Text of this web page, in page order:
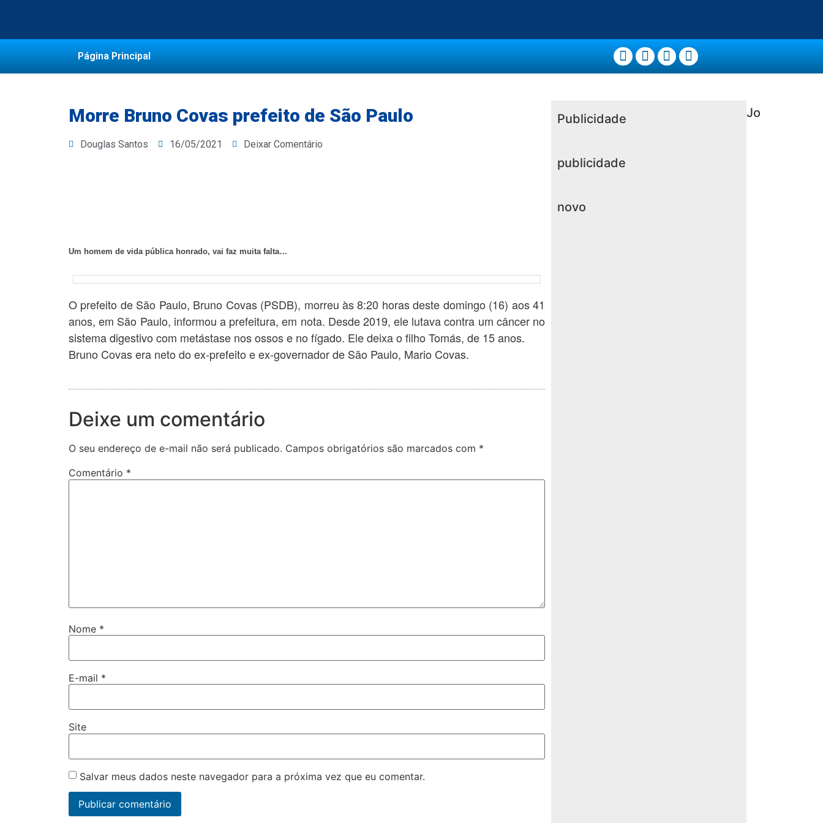
Página Principal
Morre Bruno Covas prefeito de São Paulo
Douglas Santos 16/05/2021 Deixar Comentário
Um homem de vida pública honrado, vai faz muita falta…
O prefeito de São Paulo, Bruno Covas (PSDB), morreu às 8:20 horas deste domingo (16) aos 41
anos, em São Paulo, informou a prefeitura, em nota. Desde 2019, ele lutava contra um câncer no
sistema digestivo com metástase nos ossos e no fígado. Ele deixa o filho Tomás, de 15 anos.
Bruno Covas era neto do ex-prefeito e ex-governador de São Paulo, Mario Covas.
Deixe um comentário
O seu endereço de e-mail não será publicado. Campos obrigatórios são marcados com *
Comentário *
Nome *
E-mail *
Site
Salvar meus dados neste navegador para a próxima vez que eu comentar.
Publicidade
publicidade
novo
Jo